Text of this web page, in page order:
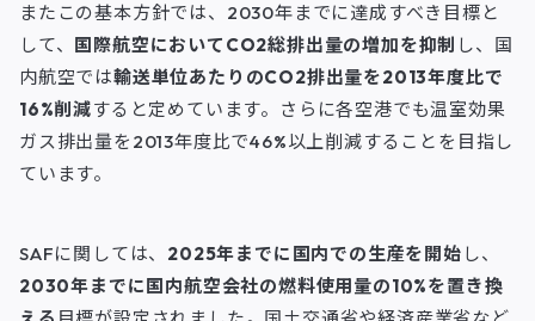
またこの基本方針では、2030年までに達成すべき目標と
して、 国際航空においてCO2総排出量の増加を抑制 し、国
内航空では輸送単位あたりのCO2排出量を2013年度比で
16%削減すると定めています。さらに各空港でも温室効果
ガス排出量を2013年度比で46%以上削減することを目指し
ています。
SAFに関しては、 2025年までに国内での生産を開始 し、
2030年までに国内航空会社の燃料使用量の10%を置き換